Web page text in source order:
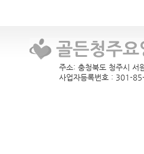
주소: 충청북도 청주시
사업자등록번호 : 301-